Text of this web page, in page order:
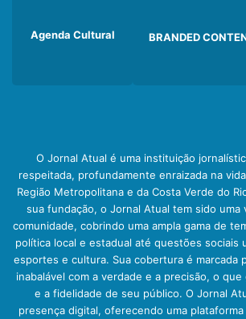
Agenda Cultural BRANDED
O Jornal Atual é uma instituição
respeitada, profundamente enraizada na
Região Metropolitana e da Costa Verde do
sua fundação, o Jornal Atual tem sido uma
comunidade, cobrindo uma ampla gama de
política local e estadual até questões sociais
esportes e cultura. Sua cobertura é marcada
inabalável com a verdade e a precisão, o
e a fidelidade de seu público. O Jornal
presença digital, oferecendo uma